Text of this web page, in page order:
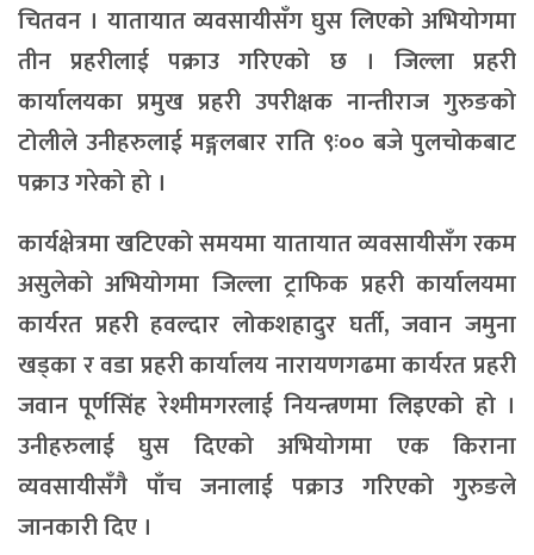
चितवन । यातायात व्यवसायीसँग घुस लिएको अभियोगमा
तीन प्रहरीलाई पक्राउ गरिएको छ । जिल्ला प्रहरी
कार्यालयका प्रमुख प्रहरी उपरीक्षक नान्तीराज गुरुङको
टोलीले उनीहरुलाई मङ्गलबार राति ९ः०० बजे पुलचोकबाट
पक्राउ गरेको हो ।
कार्यक्षेत्रमा खटिएको समयमा यातायात व्यवसायीसँग रकम
असुलेको अभियोगमा जिल्ला ट्राफिक प्रहरी कार्यालयमा
कार्यरत प्रहरी हवल्दार लोकशहादुर घर्ती, जवान जमुना
खड्का र वडा प्रहरी कार्यालय नारायणगढमा कार्यरत प्रहरी
जवान पूर्णसिंह रेश्मीमगरलाई नियन्त्रणमा लिइएको हो ।
उनीहरुलाई घुस दिएको अभियोगमा एक किराना
व्यवसायीसँगै पाँच जनालाई पक्राउ गरिएको गुरुङले
जानकारी दिए ।